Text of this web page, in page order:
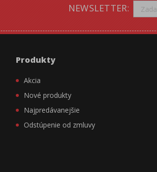
NEWSLETTER:
Produkty
Akcia
Nové produkty
Najpredávanejšie
Odstúpenie od zmluvy